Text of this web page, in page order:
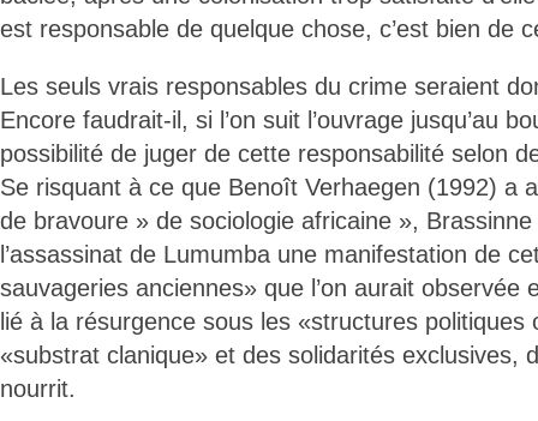
est responsable de quelque chose, c’est bien de
Les seuls vrais responsables du crime seraient
Encore faudrait-il, si l’on suit l’ouvrage jusqu’au
possibilité de juger de cette responsabilité selon
Se risquant à ce que Benoît Verhaegen (1992) a
de bravoure » de sociologie africaine »,
l’assassinat de Lumumba une manifestation de
sauvageries anciennes» que l’on aurait observée
lié à la résurgence sous les «structures politiques
«substrat clanique» et des solidarités exclusives,
nourrit.